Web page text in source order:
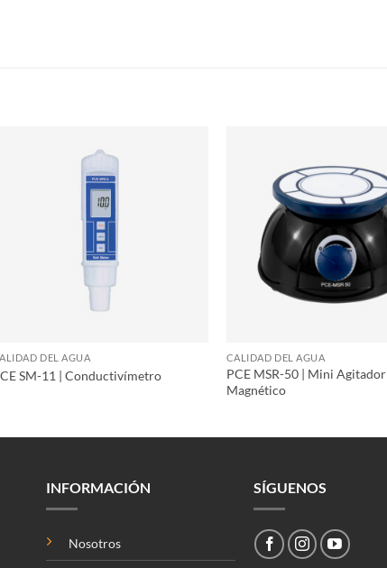
DEL AGUA
SM-11 | Conductivímetro
CALIDAD DEL AGUA
PCE MSR-50 | Mini Agitador
Magnético
INFORMACIÓN
Nosotros
SÍGUENOS